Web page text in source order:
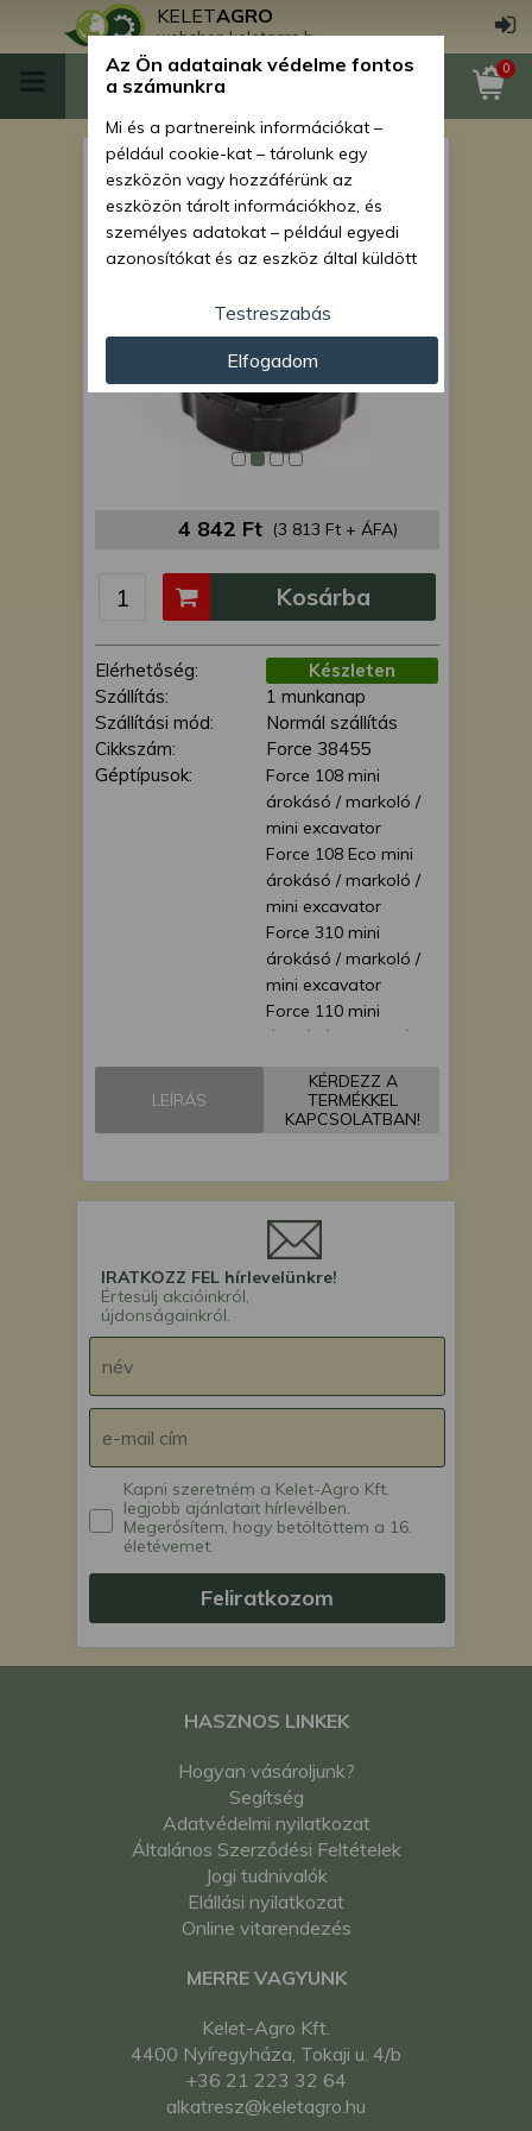
KELETAGRO
webshop.keletagro.hu
0
Force 108 üzemanyagtank
sapka
4 842 Ft (3 813 Ft + ÁFA)
Elérhetőség:
Készleten
Szállítás:
1 munkanap
Szállítási mód:
Normál szállítás
Cikkszám:
Force 38455
Géptípusok:
Force 108 mini
árokásó / markoló /
mini excavator
Force 108 Eco mini
árokásó / markoló /
mini excavator
Force 310 mini
árokásó / markoló /
mini excavator
Force 110 mini
árokásó / markoló /
Force 110 Ex mini
árokásó / markoló /
Kosárba
LEÍRÁS
KÉRDEZZ A
TERMÉKKEL
KAPCSOLATBAN!
IRATKOZZ FEL hírlevelünkre!
Értesülj akcióinkról,
újdonságainkról.
Kapni szeretném a Kelet-Agro Kft.
legjobb ajánlatait hírlevélben.
Megerősítem, hogy betöltöttem a 16.
életévemet.
Feliratkozom
HASZNOS LINKEK
Hogyan vásároljunk?
Segítség
Adatvédelmi nyilatkozat
Általános Szerződési Feltételek
Jogi tudnivalók
Elállási nyilatkozat
Online vitarendezés
MERRE VAGYUNK
Kelet-Agro Kft.
4400 Nyíregyháza, Tokaji u. 4/b
+36 21 223 32 64
alkatresz@keletagro.hu
Az Ön adatainak védelme fontos
a számunkra
Mi és a partnereink információkat –
például cookie-kat – tárolunk egy
eszközön vagy hozzáférünk az
eszközön tárolt információkhoz, és
személyes adatokat – például egyedi
azonosítókat és az eszköz által küldött
személyre szabott hirdetések és
tartalom nyújtásához, hirdetés- és
tartalomméréshez, nézettségi adatok
gyűjtéséhez, valamint termékek
kifejlesztéséhez és a termékek
javításához. Az Ön engedélyével mi és a
partnereink eszközleolvasásos
adatokat és azonosítási információkat
kattintva hozzájárulhat ahhoz, hogy mi
és a partnereink a fent leírtak szerint
adatkezelést végezzünk. Másik
lehetőségként a hozzájárulás
megadása vagy elutasítása előtt
részletesebb információkhoz juthat, és
megváltoztathatja beállításait. Felhívjuk
figyelmét, hogy személyes adatainak
bizonyos kezeléséhez nem feltétlenül
szükséges az Ön hozzájárulása, de
jogában áll tiltakozni az ilyen jellegű
adatkezelés ellen. A beállításai csak erre
a weboldalra érvényesek. Erre a
webhelyre visszatérve vagy az
adatvédelmi szabályzatunk segítségével
bármikor megváltoztathatja a
Testreszabás
Elfogadom